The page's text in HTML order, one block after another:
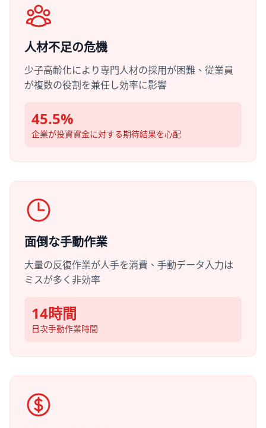
人材不足の危機
少子高齢化により専門人材の採用が困難、従業員
が複数の役割を兼任し効率に影響
45.5%
企業が投資資金に対する期待結果を心配
面倒な手動作業
大量の反復作業が人手を消費、手動データ入力は
ミスが多く非効率
14時間
日次手動作業時間